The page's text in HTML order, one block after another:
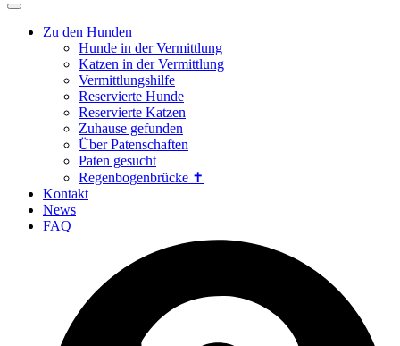
Zu den Hunden
Hunde in der Vermittlung
Katzen in der Vermittlung
Vermittlungshilfe
Reservierte Hunde
Reservierte Katzen
Zuhause gefunden
Über Patenschaften
Paten gesucht
Regenbogenbrücke ✝
Kontakt
News
FAQ